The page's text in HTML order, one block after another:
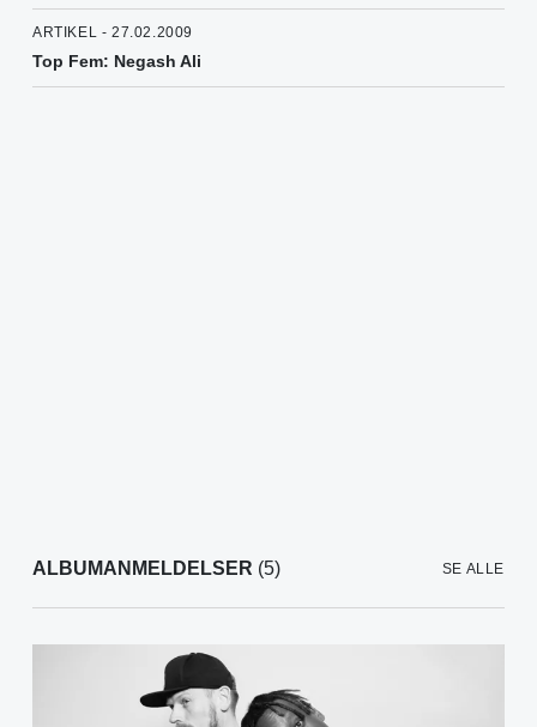
ARTIKEL - 27.02.2009
Top Fem: Negash Ali
ALBUMANMELDELSER (5) SE ALLE